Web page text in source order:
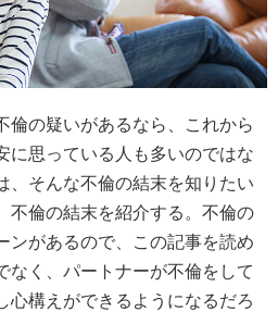
倫の疑いがあるなら、これから
に思っている人も多いのではな
、そんな不倫の結末を知りたい
不倫の結末を紹介する。不倫の
ンがあるので、この記事を読め
なく、パートナーが不倫をして
心構えができるようになるだろ